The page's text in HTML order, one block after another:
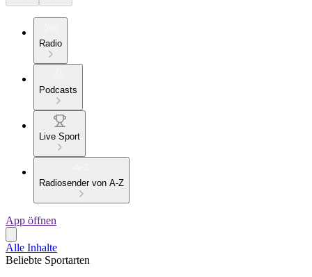
Radio
Podcasts
Live Sport
Radiosender von A-Z
App öffnen
Alle Inhalte
Beliebte Sportarten